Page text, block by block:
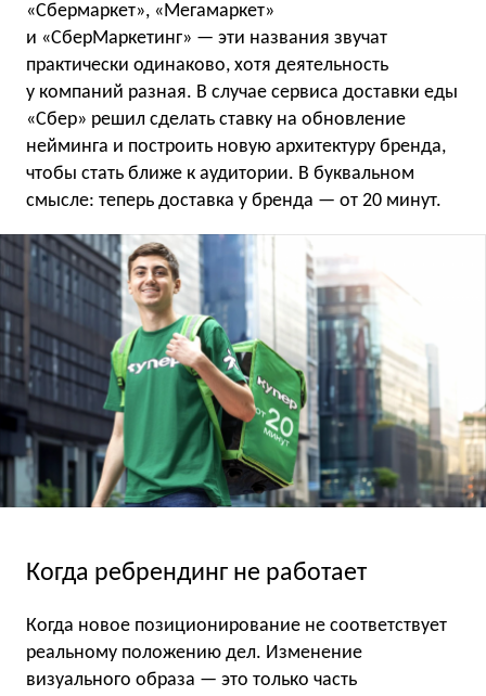
«Сбермаркет», «Мегамаркет»
и «СберМаркетинг» — эти названия звучат
практически одинаково, хотя деятельность
у компаний разная. В случае сервиса доставки еды
«Сбер» решил сделать ставку на обновление
нейминга и построить новую архитектуру бренда,
чтобы стать ближе к аудитории. В буквальном
смысле: теперь доставка у бренда — от 20 минут.
Когда ребрендинг не работает
Когда новое позиционирование не соответствует
реальному положению дел. Изменение
визуального образа — это только часть